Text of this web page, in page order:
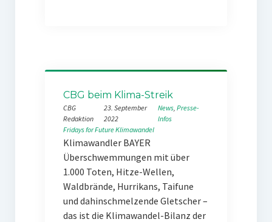
CBG beim Klima-Streik
CBG
Redaktion
23. September
2022
News, Presse-
Infos
Fridays for FutureKlimawandel
Klimawandler BAYER
Überschwemmungen mit über
1.000 Toten, Hitze-Wellen,
Waldbrände, Hurrikans, Taifune
und dahinschmelzende Gletscher –
das ist die Klimawandel-Bilanz der